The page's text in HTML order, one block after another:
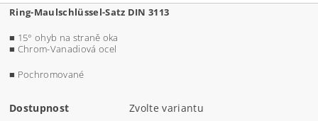
Ring-Maulschlüssel-Satz DIN 3113
■ 15° ohyb na straně oka
■ Chrom-Vanadiová ocel
■ Pochromované
Dostupnost Zvolte variantu